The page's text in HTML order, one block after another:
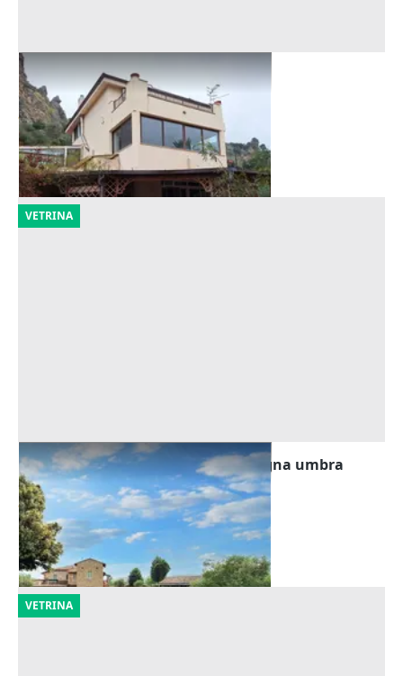
Asta Villa con terreni edificabili
Capaci (Palermo)
Offerta minima
310.400 €
14/09/2026
VETRINA
Asta Villa con piscina nella campagna umbra
Perugia (Perugia)
Offerta minima
800.000 €
25/09/2026
VETRINA